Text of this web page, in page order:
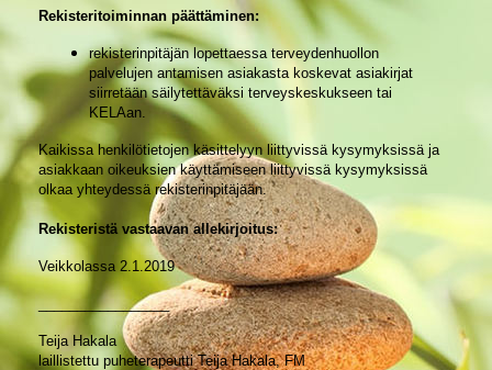
Rekisteritoiminnan päättäminen:
rekisterinpitäjän lopettaessa terveydenhuollon
palvelujen antamisen asiakasta koskevat asiakirjat
siirretään säilytettäväksi terveyskeskukseen tai
KELAan.
Kaikissa henkilötietojen käsittelyyn liittyvissä kysymyksissä ja
asiakkaan oikeuksien käyttämiseen liittyvissä kysymyksissä
olkaa yhteydessä rekisterinpitäjään.
Rekisteristä vastaavan allekirjoitus:
Veikkolassa 2.1.2019
_________________
Teija Hakala
laillistettu puheterapeutti Teija Hakala, FM